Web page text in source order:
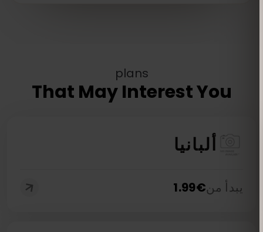
plans
That May Interest You
ألبانيا
يبدأ من€
1.99